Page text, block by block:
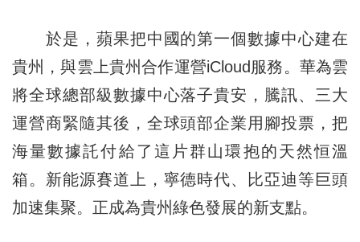
於是，蘋果把中國的第一個數據中心建在
貴州，與雲上貴州合作運營iCloud服務。華為雲
將全球總部級數據中心落子貴安，騰訊、三大
運營商緊隨其後，全球頭部企業用腳投票，把
海量數據託付給了這片群山環抱的天然恒溫
箱。新能源賽道上，寧德時代、比亞迪等巨頭
加速集聚。正成為貴州綠色發展的新支點。